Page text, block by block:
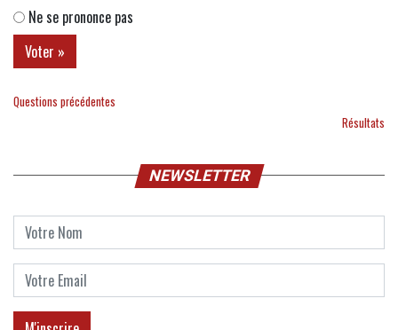
Ne se prononce pas
Questions précédentes
Résultats
NEWSLETTER